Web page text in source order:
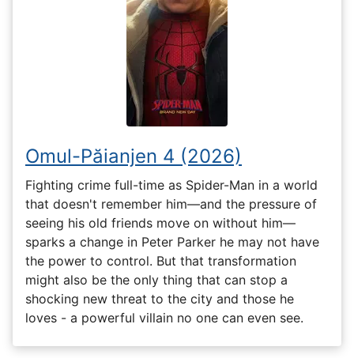
Omul-Păianjen 4 (2026)
Fighting crime full-time as Spider-Man in a world
that doesn't remember him—and the pressure of
seeing his old friends move on without him—
sparks a change in Peter Parker he may not have
the power to control. But that transformation
might also be the only thing that can stop a
shocking new threat to the city and those he
loves - a powerful villain no one can even see.